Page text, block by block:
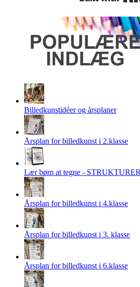
Billedkunstidéer og årsplaner
Årsplan for billedkunst i 2.klasse
Lær børn at tegne -
Årsplan for billedkunst i 4.klasse
Årsplan for billedkunst i 3. klasse
Årsplan for billedkunst i 6.klasse